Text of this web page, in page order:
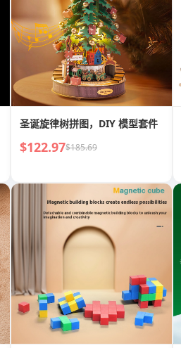
圣诞旋律树拼图，DIY 模型套件
$122.97$185.69